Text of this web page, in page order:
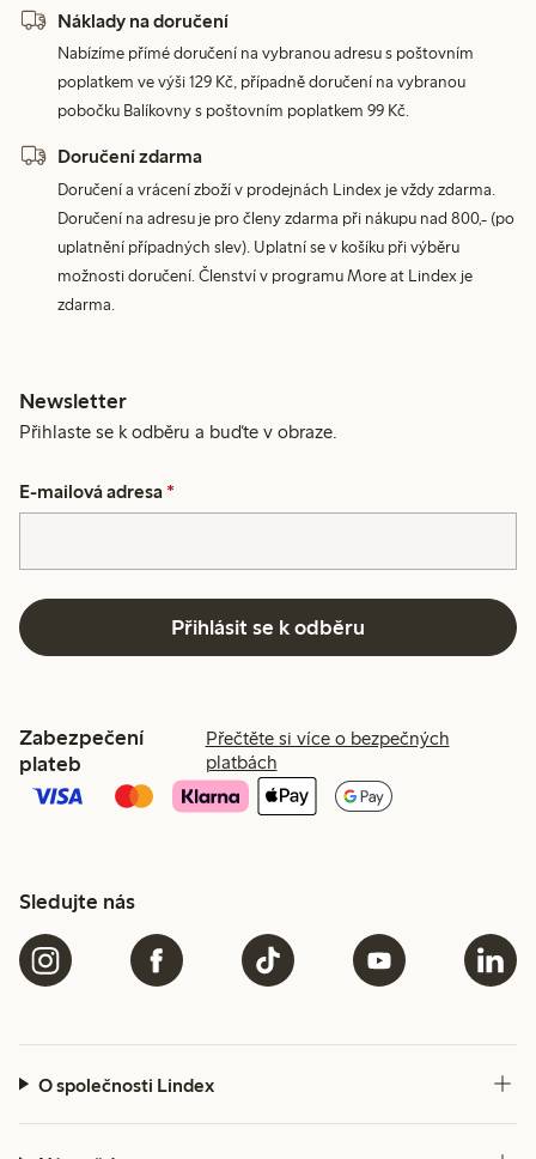
Náklady na doručení
Nabízíme přímé doručení na vybranou adresu s poštovním
poplatkem ve výši 129 Kč, případně doručení na vybranou
pobočku Balíkovny s poštovním poplatkem 99 Kč.
Doručení zdarma
Doručení a vrácení zboží v prodejnách Lindex je vždy zdarma.
Doručení na adresu je pro členy zdarma při nákupu nad 800,- (po
uplatnění případných slev). Uplatní se v košíku při výběru
možnosti doručení. Členství v programu More at Lindex je
zdarma.
Newsletter
Přihlaste se k odběru a buďte v obraze.
E-mailová adresa *
Přihlásit se k odběru
Zabezpečení
plateb
Přečtěte si více o bezpečných
platbách
Sledujte nás
O společnosti Lindex